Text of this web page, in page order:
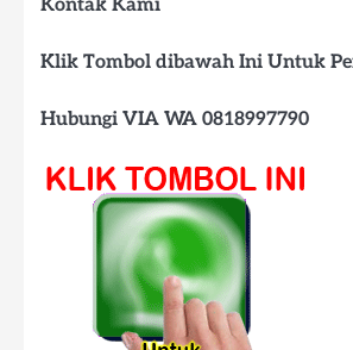
Klik Tombol dibawah Ini Untuk
Hubungi VIA WA 0818997790